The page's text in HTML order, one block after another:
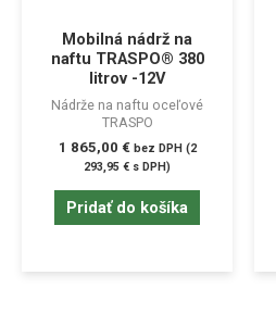
Mobilná nádrž na
naftu TRASPO® 380
litrov -12V
Nádrže na naftu oceľové
TRASPO
1 865,00 € bez DPH (2
293,95 € s DPH)
Pridať do košíka